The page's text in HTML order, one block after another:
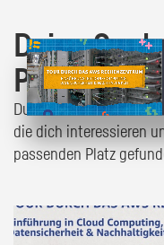
Deine
Du bist fast da! Klick
die dich interessieren
passenden Platz